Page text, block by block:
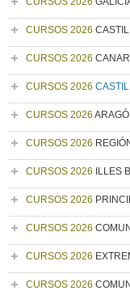
CURSOS 2026
CURSOS 2026
CURSOS 2026
CURSOS 2026
CURSOS 2026
CURSOS 2026 ILLES
CURSOS 2026
CURSOS 2026
CURSOS 2026
CURSOS 2026